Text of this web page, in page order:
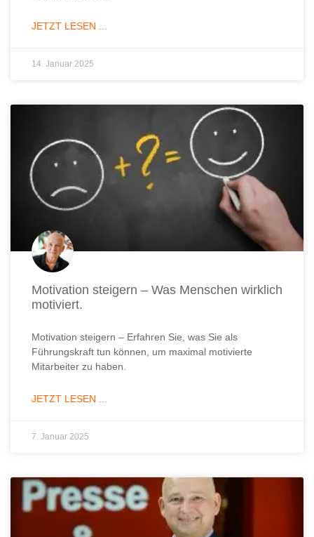
JETZT LESEN ...
14. Januar 2025
Motivation steigern – Was Menschen wirklich
motiviert.
Motivation steigern – Erfahren Sie, was Sie als
Führungskraft tun können, um maximal motivierte
Mitarbeiter zu haben.
JETZT LESEN ...
7. Januar 2025